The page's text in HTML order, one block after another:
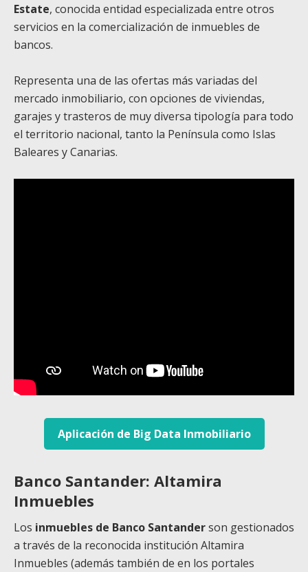
Estate, conocida entidad especializada entre otros
servicios en la comercialización de inmuebles de
bancos.
Representa una de las ofertas más variadas del
mercado inmobiliario, con opciones de viviendas,
garajes y trasteros de muy diversa tipología para todo
el territorio nacional, tanto la Península como Islas
Baleares y Canarias.
Aplicación de Big Data Inmobiliario
Banco Santander: Altamira
Inmuebles
Los inmuebles de Banco Santanderson gestionados
a través de la reconocida institución Altamira
Inmuebles (además también de en los portales